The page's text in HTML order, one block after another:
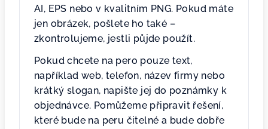
AI, EPS nebo v kvalitním PNG. Pokud máte
jen obrázek, pošlete ho také –
zkontrolujeme, jestli půjde použít.
Pokud chcete na pero pouze text,
například web, telefon, název firmy nebo
krátký slogan, napište jej do poznámky k
objednávce. Pomůžeme připravit řešení,
které bude na peru čitelné a bude dobře